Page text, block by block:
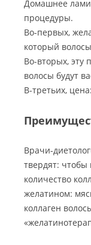
Домашнее
процедуры.
Во-первых,
который
Во-вторых, эту
волосы будут
В-третьих,
Врачи-
твердят:
количество
желатином:
коллаген